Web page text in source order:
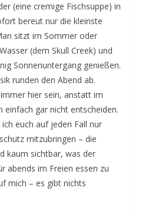
(eine cremige Fischsuppe) in
bereut nur die kleinste
sitzt im Sommer oder
(dem Skull Creek) und
Sonnenuntergang genießen.
runden den Abend ab.
hier sein, anstatt im
einfach gar nicht entscheiden.
euch auf jeden Fall nur
mitzubringen – die
kaum sichtbar, was der
abends im Freien essen zu
mich – es gibt nichts